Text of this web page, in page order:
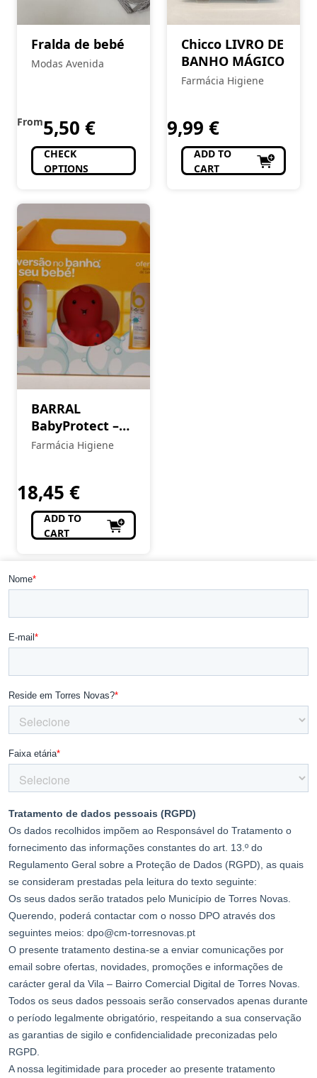
Fralda de bebé
Modas Avenida
From5,50 €
CHECK
OPTIONS
Chicco LIVRO DE
BANHO MÁGICO
Farmácia Higiene
9,99 €
ADD TO
CART
BARRAL
BabyProtect –
Kit Higiene e
Farmácia Higiene
18,45 €
ADD TO
CART